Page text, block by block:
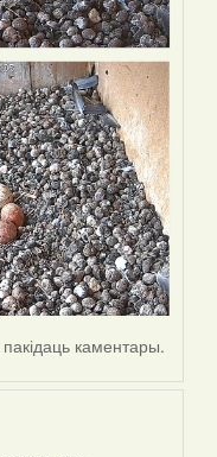
пакідаць каментары.